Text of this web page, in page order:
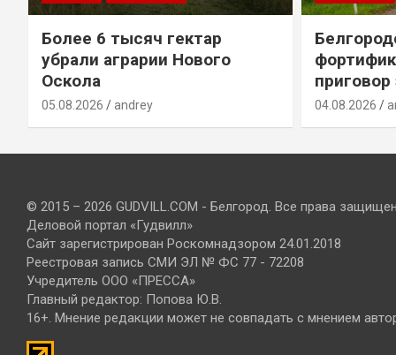
Более 6 тысяч гектар
убрали аграрии Нового
Оскола
05.08.2026 andrey 04.08.2026
© 2015 – 2026 GUDVILL.COM - Белгород. Все права
Деловой портал «Гудвилл»
Сайт зарегистрирован Роскомнадзором 24.01.2018
Реестровая запись СМИ ЭЛ № ФС 77 - 72208
Учредитель ООО «ПРЕССА»
Главный редактор: Попова Ю.В.
16+. Мнение редакции может не совпадать с мнением